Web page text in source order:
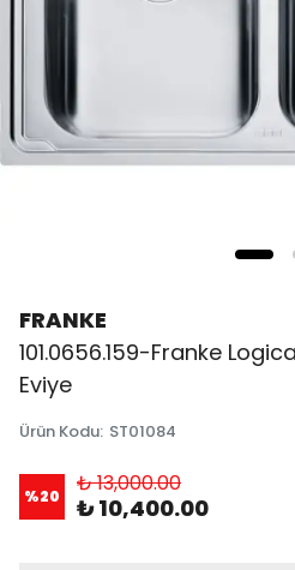
FRANKE
101.0656.159-Franke
Eviye
Ürün Kodu: ST01084
%20 ₺ 13,000.00
₺ 10,400.00